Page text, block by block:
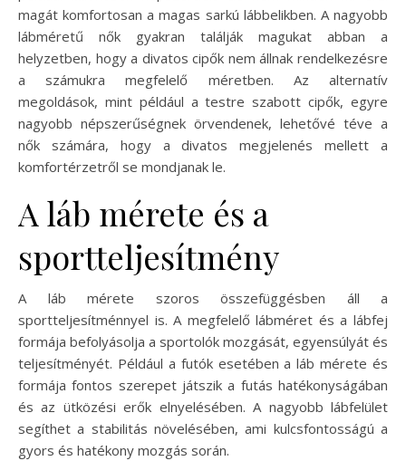
magát komfortosan a magas sarkú lábbelikben. A nagyobb
lábméretű nők gyakran találják magukat abban a
helyzetben, hogy a divatos cipők nem állnak rendelkezésre
a számukra megfelelő méretben. Az alternatív
megoldások, mint például a testre szabott cipők, egyre
nagyobb népszerűségnek örvendenek, lehetővé téve a
nők számára, hogy a divatos megjelenés mellett a
komfortérzetről se mondjanak le.
A láb mérete és a
sportteljesítmény
A láb mérete szoros összefüggésben áll a
sportteljesítménnyel is. A megfelelő lábméret és a lábfej
formája befolyásolja a sportolók mozgását, egyensúlyát és
teljesítményét. Például a futók esetében a láb mérete és
formája fontos szerepet játszik a futás hatékonyságában
és az ütközési erők elnyelésében. A nagyobb lábfelület
segíthet a stabilitás növelésében, ami kulcsfontosságú a
gyors és hatékony mozgás során.